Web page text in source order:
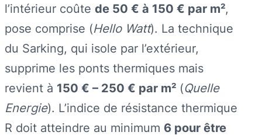
l’intérieur coûte de 50 € à 150 € par m²,
pose comprise (Hello Watt). La technique
du Sarking, qui isole par l’extérieur,
supprime les ponts thermiques mais
revient à 150 € – 250 € par m² (Quelle
Energie). L’indice de résistance thermique
R doit atteindre au minimum 6 pour être